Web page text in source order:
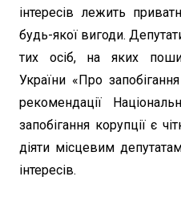
інтересів лежить
будь-якої вигоди.
тих осіб, на яких
України «Про
рекомендації
запобігання корупції є
діяти місцевим
інтересів.